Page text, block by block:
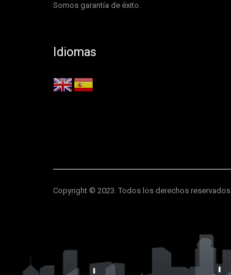
Somos garantía de éxito.
Idiomas
Copyright © 2023. Todos los derechos reservados